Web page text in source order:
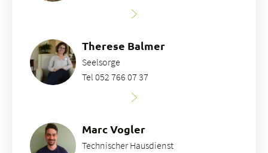
Therese Balmer
Seelsorge
Tel 052 766 07 37
Marc Vogler
Technischer Hausdienst